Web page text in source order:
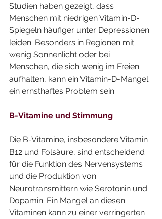
Studien haben gezeigt, dass
Menschen mit niedrigen Vitamin-D-
Spiegeln häufiger unter Depressionen
leiden. Besonders in Regionen mit
wenig Sonnenlicht oder bei
Menschen, die sich wenig im Freien
aufhalten, kann ein Vitamin-D-Mangel
ein ernsthaftes Problem sein.
B-Vitamine und Stimmung
Die B-Vitamine, insbesondere Vitamin
B12 und Folsäure, sind entscheidend
für die Funktion des Nervensystems
und die Produktion von
Neurotransmittern wie Serotonin und
Dopamin. Ein Mangel an diesen
Vitaminen kann zu einer verringerten